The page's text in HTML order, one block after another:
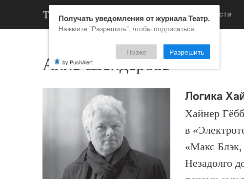
НОВОСТИ
Алла Шендерова
Логика
Хайнер
в
«Макс Блэк,
Незадолго
Получать уведомления от журнала Театр.
Нажмите "Разрешить", чтобы подписаться.
Позже Разрешить
by PushAlert